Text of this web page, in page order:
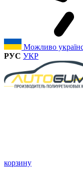
Можливо
РУС УКР
корзину